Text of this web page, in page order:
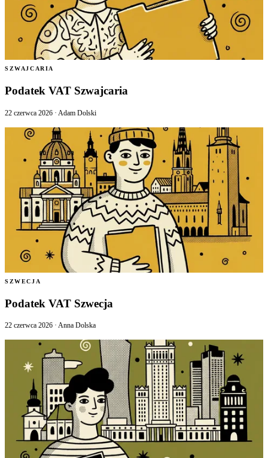
SZWAJCARIA
Podatek VAT Szwajcaria
22 czerwca 2026 · Adam Dolski
SZWECJA
Podatek VAT Szwecja
22 czerwca 2026 · Anna Dolska